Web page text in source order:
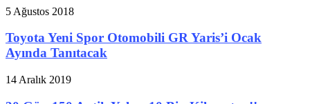
5 Ağustos 2018
Toyota Yeni Spor Otomobili GR Yaris’i Ocak
Ayında Tanıtacak
14 Aralık 2019